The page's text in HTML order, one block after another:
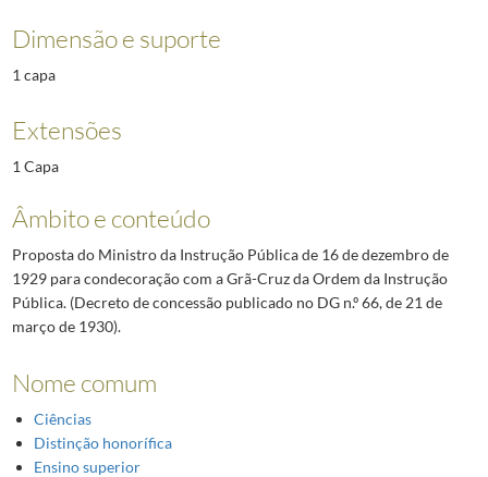
Dimensão e suporte
1 capa
Extensões
1 Capa
Âmbito e conteúdo
Proposta do Ministro da Instrução Pública de 16 de dezembro de
1929 para condecoração com a Grã-Cruz da Ordem da Instrução
Pública. (Decreto de concessão publicado no DG n.º 66, de 21 de
março de 1930).
Nome comum
Ciências
Distinção honorífica
Ensino superior